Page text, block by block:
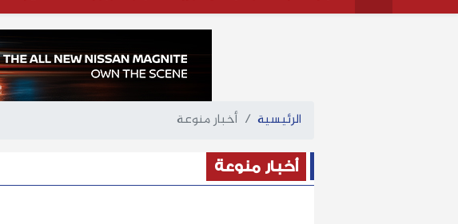
الرئيسية أخبار منوعة
أخبار منوعة